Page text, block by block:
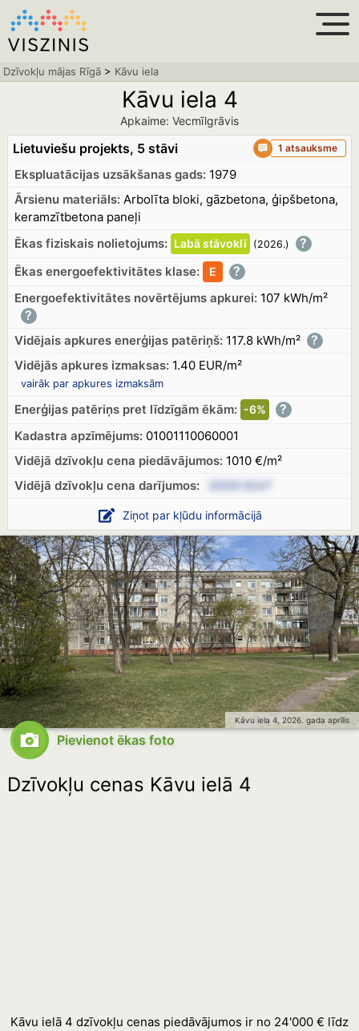
Dzīvokļu mājas Rīgā > Kāvu iela
Kāvu iela 4
Apkaime: Vecmīlgrāvis
Lietuviešu projekts, 5 stāvi 1 atsauksme
Ekspluatācijas uzsākšanas gads:1979
Ārsienu materiāls:Arbolīta bloki, gāzbetona, ģipšbetona,
keramzītbetona paneļi
Ēkas fiziskais nolietojums: Labāstāvoklī (2026.) ?
Ēkas energoefektivitātes klase: E ?
Energoefektivitātes novērtējums apkurei:107 kWh/m²
?
Vidējais apkures enerģijas patēriņš:117.8 kWh/m² ?
Vidējās apkures izmaksas:1.40 EUR/m²
vairāk par apkures izmaksām
Enerģijas patēriņs pret līdzīgām ēkām: -6% ?
Kadastra apzīmējums:01001110060001
Vidējā dzīvokļu cena piedāvājumos:1010 €/m²
Vidējā dzīvokļu cena darījumos: XXXX €/m²
Ziņot par kļūdu informācijā
Kāvu iela 4, 2026. gada aprīlis
Pievienot ēkas foto
Dzīvokļu cenas Kāvu ielā 4
Kāvu ielā 4 dzīvokļu cenas piedāvājumos ir no 24'000 € līdz